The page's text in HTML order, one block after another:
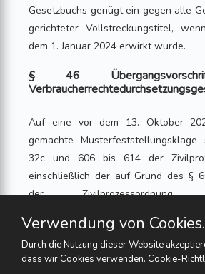
Gesetzbuchs genügt ein gegen alle
gerichteter Vollstreckungstitel,
dem 1. Januar 2024 erwirkt wurde.
§ 46
Auf eine vor dem 13. Oktober
gemachte
32c und 606 bis 614 der
einschließlich der auf Grund des §
der Zivilprozessordnung
sowie § 119 Absatz
einschließlich 12. Oktober 2023
Verwendung von Cookies.
Durch die Nutzung dieser Website
dass wir Cookies verwenden. Cookie-